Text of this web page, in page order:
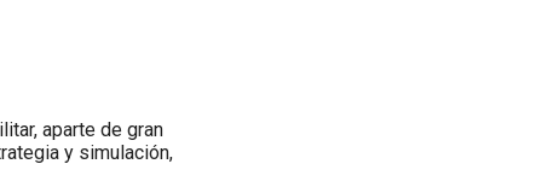
aparte de gran
y simulación,